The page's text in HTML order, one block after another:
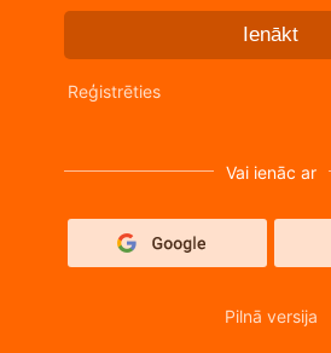
Ienākt
Reģistrēties
Vai ienāc ar
Pilnā versija